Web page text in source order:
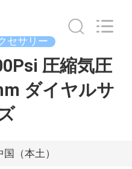
セサリー
圧縮気圧
ダイヤルサ
（本土）